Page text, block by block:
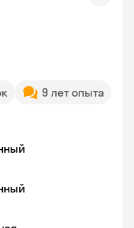
9 лет опыта